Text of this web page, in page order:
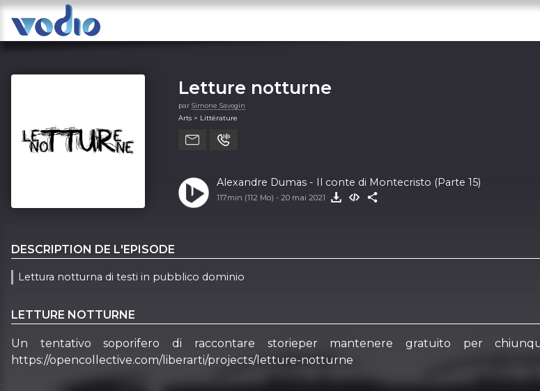
Letture notturne
par Simone Savogin
Arts > Littérature
Alexandre Dumas - Il conte di Montecristo (Parte 15)
117min (112 Mo) - 20 mai 2021
DESCRIPTION DE L'EPISODE
Lettura notturna di testi in pubblico dominio
LETTURE NOTTURNE
Un tentativo soporifero di raccontare storieper mantenere gratuito per
https://opencollective.com/liberarti/projects/letture-notturne